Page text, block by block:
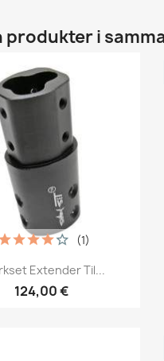
produkter i
Snabbvy
Extender Til...
124,00 €
(1)